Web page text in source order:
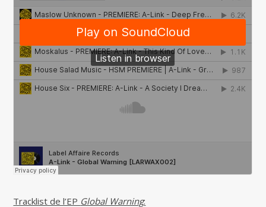
Tracklist de l’EP Global Warning: